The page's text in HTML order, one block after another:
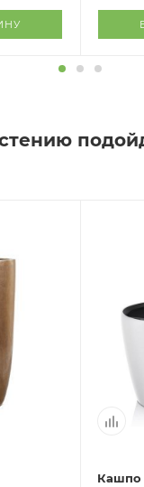
Кашпо